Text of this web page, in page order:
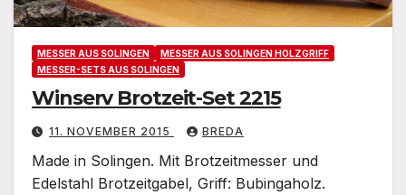
MESSER AUS SOLINGEN
MESSER AUS SOLINGEN HOLZGRIFF
MESSER-SETS AUS SOLINGEN
Winserv Brotzeit-Set 2215
11. NOVEMBER 2015 BREDA
Made in Solingen. Mit Brotzeitmesser und
Edelstahl Brotzeitgabel, Griff: Bubingaholz.